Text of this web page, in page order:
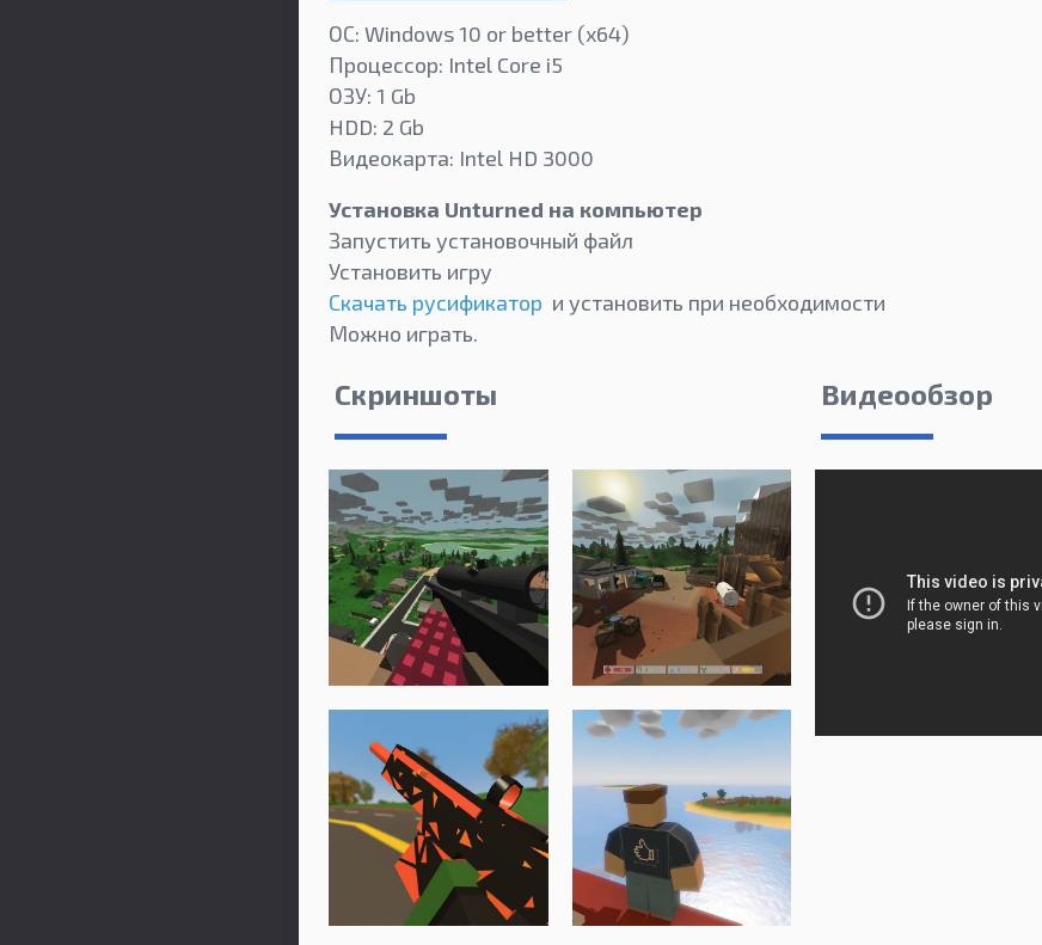
ОС: Windows 10 or better (х64)
Процессор: Intel Core i5
ОЗУ: 1 Gb
HDD: 2 Gb
Видеокарта: Intel HD 3000
Установка Unturned на компьютер
Запустить установочный файл
Установить игру
Скачать русификатор и установить при необходимости
Можно играть.
Скриншоты Видеообзор